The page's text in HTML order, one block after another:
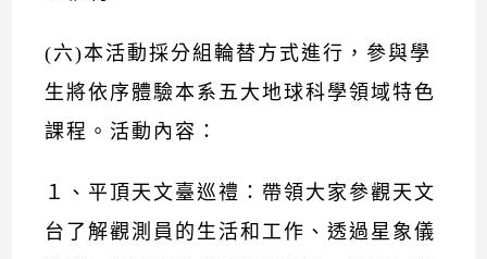
(六)本活動採分組輪替方式進行，參與學
生將依序體驗本系五大地球科學領域特色
課程。活動內容：
１、平頂天文臺巡禮：帶領大家參觀天文
台了解觀測員的生活和工作、透過星象儀